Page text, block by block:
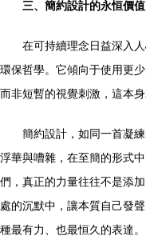
三、簡約設計的永恒價值
在可持續理念日益深入
環保哲學。它傾向于使用更
而非短暫的視覺刺激，這本身
簡約設計，如同一首凝
浮華與嘈雜，在至簡的形式
們，真正的力量往往不是添
處的沉默中，讓本質自己發
種最有力、也最恒久的表達。